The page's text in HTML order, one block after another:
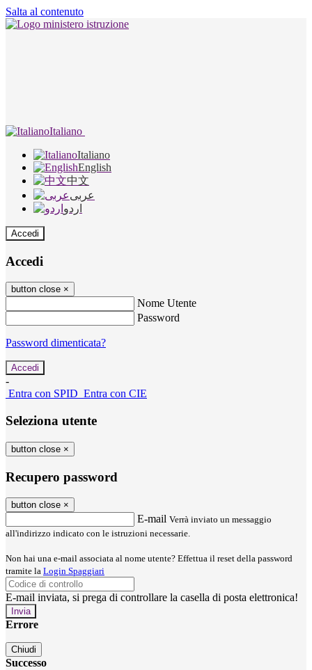
Salta al contenuto
Italiano
Italiano
English
中文
عربى
اردو
Accedi
Accedi
button close ×
Nome Utente
Password
Password dimenticata?
-
Entra con SPID Entra con CIE
Seleziona utente
button close ×
Recupero password
button close ×
E-mail Verrà inviato un messaggio
all'indirizzo indicato con le istruzioni necessarie.
Non hai una e-mail associata al nome utente? Effettua il reset della password
tramite la Login Spaggiari
E-mail inviata, si prega di controllare la casella di posta elettronica!
Errore
Chiudi
Successo